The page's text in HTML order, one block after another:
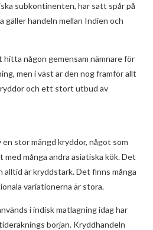
subkontinenten, har satt spår på
gäller handeln mellan Indien och
någon gemensam nämnare för
men i väst är den nog framför allt
och ett stort utbud av
stor mängd kryddor, något som
många andra asiatiska kök. Det
är kryddstark. Det finns många
variationerna är stora.
i indisk matlagning idag har
början. Kryddhandeln